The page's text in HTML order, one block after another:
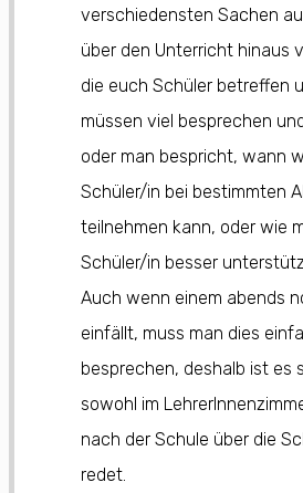
verschiedensten Sachen
über den Unterricht hinaus
die euch Schüler betreffen
müssen viel besprechen
oder man bespricht, wann
Schüler/in bei bestimmten
teilnehmen kann, oder wie
Schüler/in besser
Auch wenn einem abends
einfällt, muss man dies
besprechen, deshalb ist es
sowohl im
nach der Schule über die
redet.